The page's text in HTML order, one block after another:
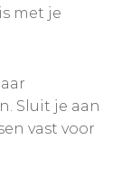
met je
Sluit je aan
vast voor